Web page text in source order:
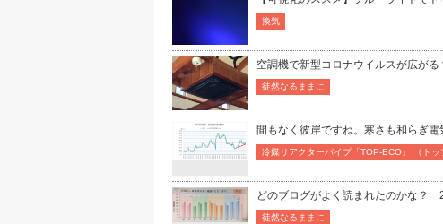
換気
空調機で新型コロナウイルスが広がる
徒然なるままに
間もなく彼岸ですね。寒さも和らぎ
冷媒リアクターパイプ「TOP-ECO」 （ト
どのブログがよく読まれたのかな？
徒然なるままに